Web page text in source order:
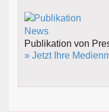
Publikation von
» Jetzt Ihre